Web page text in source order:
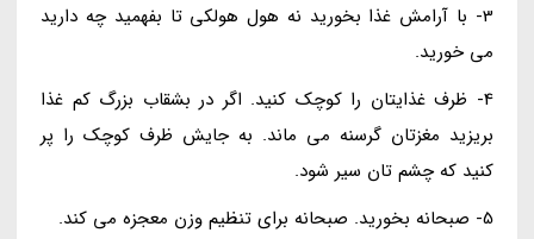
3- با آرامش غذا بخورید نه هول هولکی تا بفهمید چه دارید
می خورید.
4- ظرف غذایتان را کوچک کنید. اگر در بشقاب بزرگ کم غذا
بریزید مغزتان گرسنه می ماند. به جایش ظرف کوچک را پر
کنید که چشم تان سیر شود.
5- صبحانه بخورید. صبحانه برای تنظیم وزن معجزه می کند.